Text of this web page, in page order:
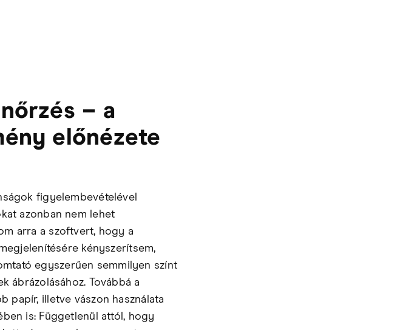
– a
előnézete
figyelembevételével
azonban nem lehet
arra a szoftvert, hogy a
kényszerítsem,
egyszerűen semmilyen színt
ábrázolásához. Továbbá a
papír, illetve vászon használata
is: Függetlenül attól, hogy